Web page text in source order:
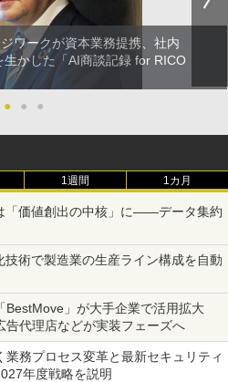
ワークが資本業務提携、社内
かした「AI商談記録 for RICO
●
● ●
1週間 1カ月
「価値創出の中核」に――データ集約
技術で製造業の生産ライン構成を自動
BestMove」が大手企業で活用拡大
告代理店などが実装フェーズへ
業務プロセス変革と最新セキュリティ
年度戦略を説明